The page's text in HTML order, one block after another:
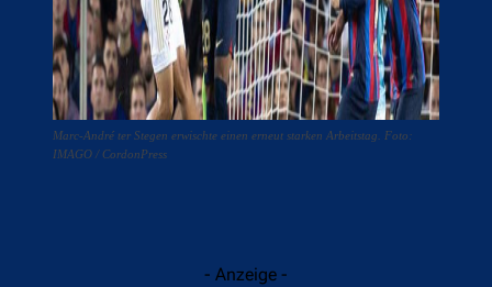
Marc-André ter Stegen erwischte einen erneut starken Arbeitstag. Foto:
IMAGO / CordonPress
- Anzeige -